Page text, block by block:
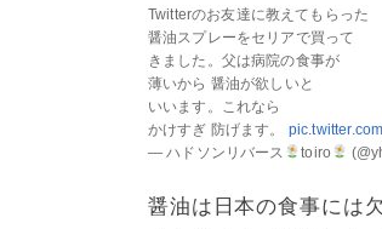
Twitterのお友達に教えてもらった
醤油スプレーをセリアで買って
きました。父は病院の食事が
薄いから 醤油が欲しいと
いいます。これなら
かけすぎ 防げます。
— ハドソンリバース
toiro
醤油は日本の食事には